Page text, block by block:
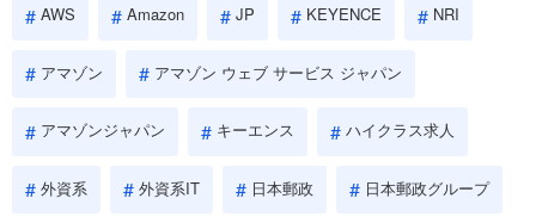
AWS Amazon JP KEYENCE NRI
アマゾン アマゾン ウェブ サービス ジャパン
アマゾンジャパン キーエンス ハイクラス求人
外資系 外資系IT 日本郵政 日本郵政グループ